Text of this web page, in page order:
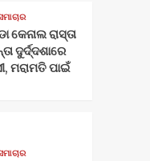
କେନାଲ ରାସ୍ତା
ଦୁର୍ଦ୍ଦଶାରେ
ମରାମତି ପାଇଁ